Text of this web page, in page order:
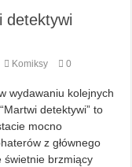
detektywi
Komiksy 0
wydawaniu kolejnych
detektywi” to
mocno
z głównego
świetnie brzmiący